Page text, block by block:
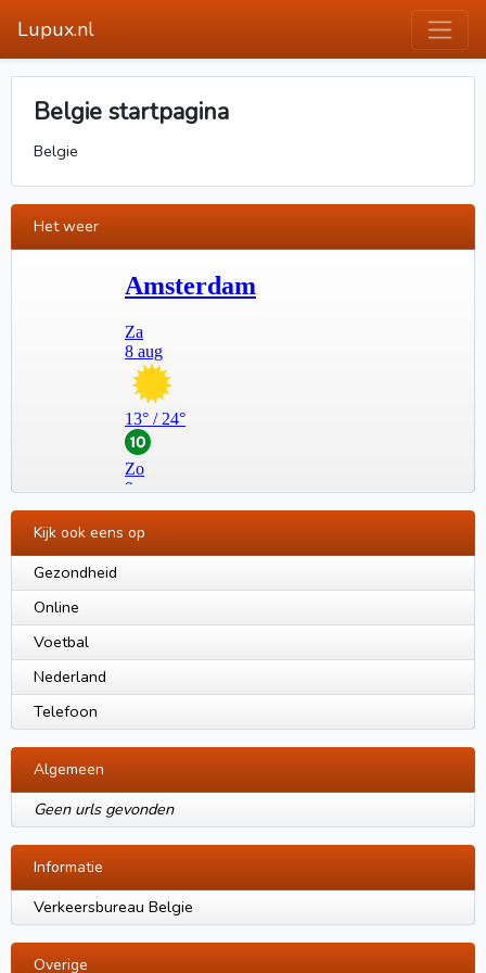
Lupux.nl
Belgie startpagina
Belgie
Het weer
Kijk ook eens op
Gezondheid
Online
Voetbal
Nederland
Telefoon
Algemeen
Geen urls gevonden
Informatie
Verkeersbureau Belgie
Overige